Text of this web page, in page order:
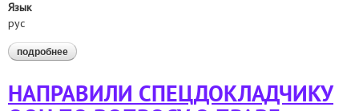
Язык
рус
подробнее о специальные процедуры оон и дело владимира
мацкевича
НАПРАВИЛИ СПЕЦДОКЛАДЧИКУ